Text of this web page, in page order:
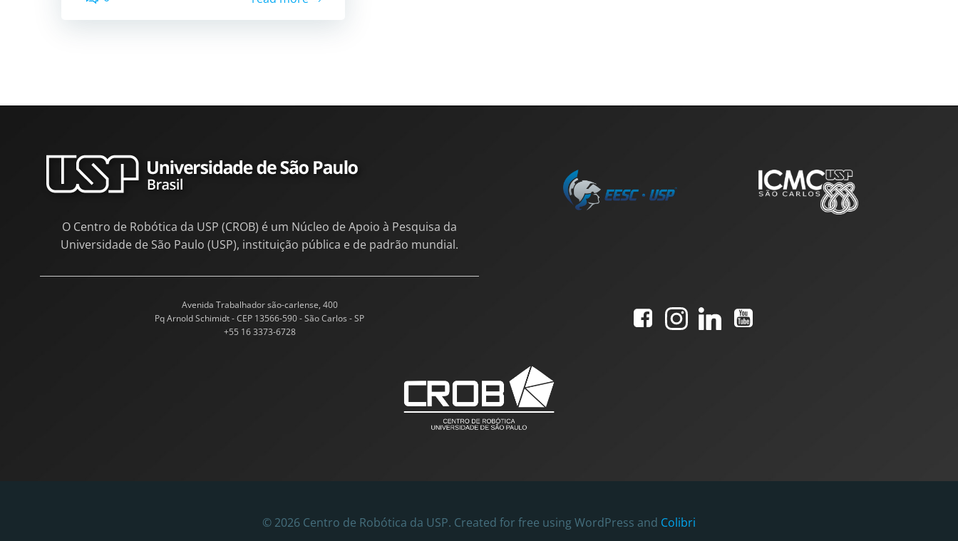
O Centro de Robótica da USP (CROB) é um Núcleo de Apoio à Pesquisa da
Universidade de São Paulo (USP), instituição pública e de padrão mundial.
Avenida Trabalhador são-carlense, 400
Pq Arnold Schimidt - CEP 13566-590 - São Carlos - SP
+55 16 3373-6728
© 2026 Centro de Robótica da USP. Created for free using WordPress and Colibri